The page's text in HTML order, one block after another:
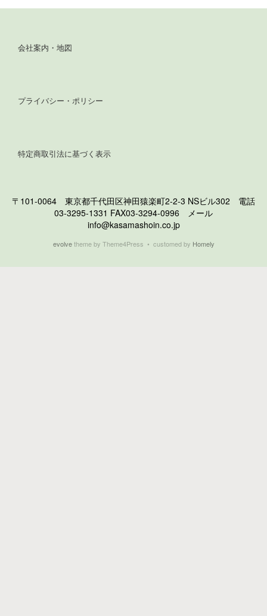
会社案内・地図
プライバシー・ポリシー
特定商取引法に基づく表示
〒101-0064 東京都千代田区神田猿楽町2-2-3 NSビル302 電話
03-3295-1331 FAX03-3294-0996 メール
info@kasamashoin.co.jp
evolvetheme by Theme4Press • customed by Homely